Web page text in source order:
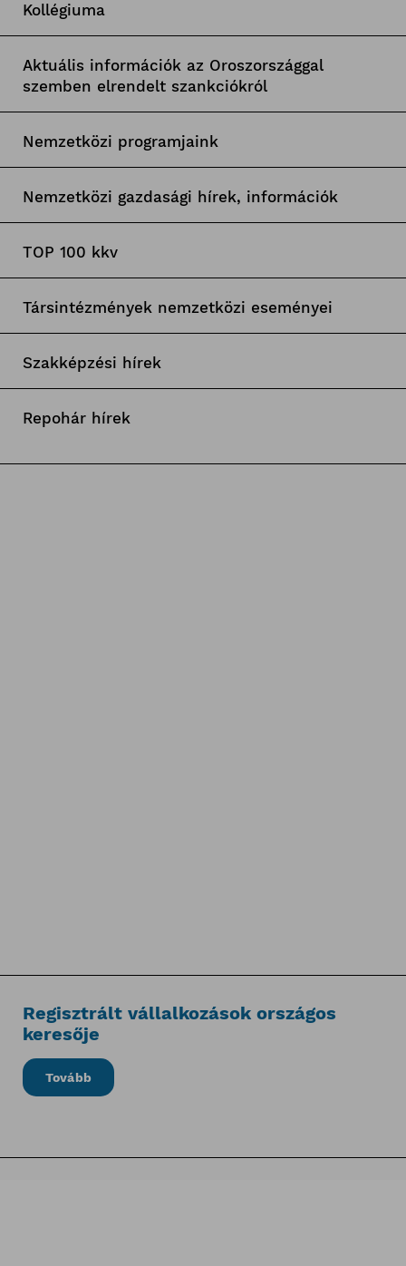
Kollégiuma
Aktuális információk az Oroszországgal
szemben elrendelt szankciókról
Nemzetközi programjaink
Nemzetközi gazdasági hírek, információk
TOP 100 kkv
Társintézmények nemzetközi eseményei
Szakképzési hírek
Repohár hírek
Regisztrált vállalkozások országos
keresője
Tovább